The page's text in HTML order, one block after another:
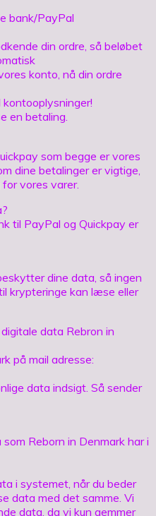
bank/PayPal
din ordre, så beløbet
konto, nå din ordre
en betaling.
som begge er vores
dine betalinger er vigtige,
vores varer.
til PayPal og Quickpay er
dine data, så ingen
krypteringe kan læse eller
data Rebron in
på mail adresse:
data indsigt. Så sender
Reborn in Denmark har i
i systemet, når du beder
data med det samme. Vi
data, da vi kun gemmer